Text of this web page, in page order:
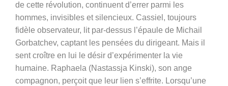
de cette révolution, continuent d’errer parmi les
hommes, invisibles et silencieux. Cassiel, toujours
fidèle observateur, lit par-dessus l’épaule de Michail
Gorbatchev, captant les pensées du dirigeant. Mais il
sent croître en lui le désir d’expérimenter la vie
humaine. Raphaela (Nastassja Kinski), son ange
compagnon, perçoit que leur lien s’effrite. Lorsqu’une